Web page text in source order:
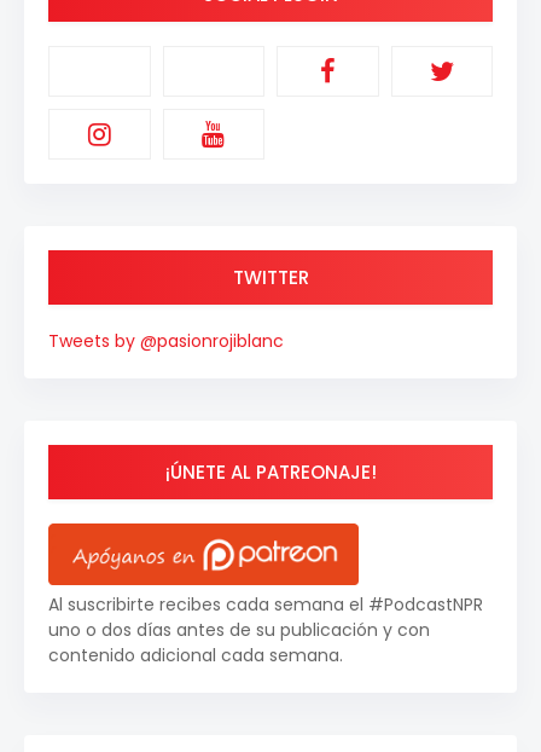
TWITTER
Tweets by @pasionrojiblanc
¡ÚNETE AL PATREONAJE!
Al suscribirte recibes cada semana el #PodcastNPR
uno o dos días antes de su publicación y con
contenido adicional cada semana.